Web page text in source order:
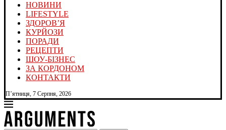
НОВИНИ
LIFESTYLE
ЗДОРОВ’Я
КУРЙОЗИ
ПОРАДИ
РЕЦЕПТИ
ШОУ-БІЗНЕС
ЗА КОРДОНОМ
КОНТАКТИ
П’ятниця, 7 Серпня, 2026